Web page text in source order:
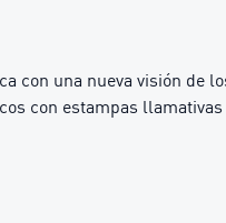
con una nueva visión
con estampas